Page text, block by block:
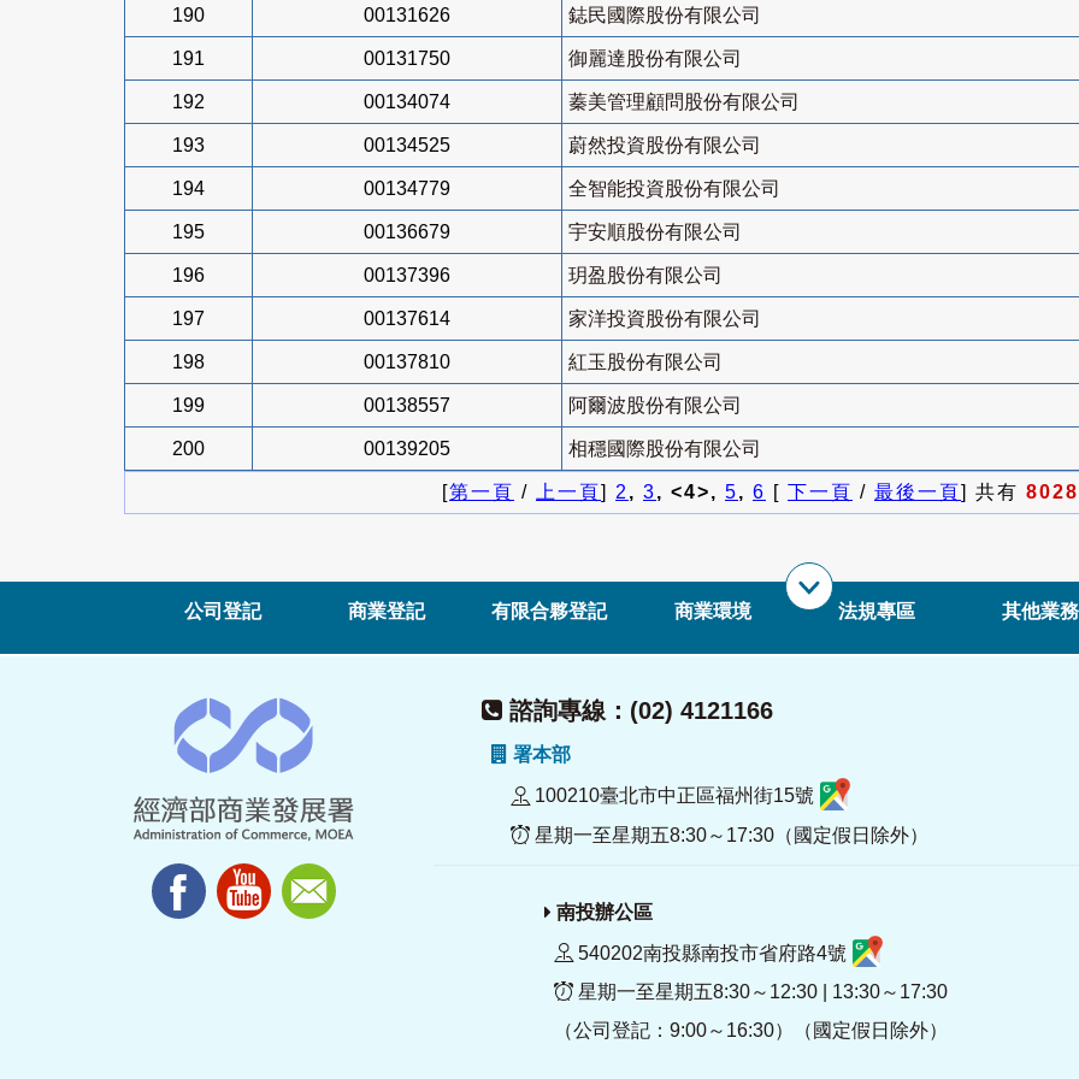
190 00131626 鋕民國際股份有限公司
191 00131750 御麗達股份有限公司
192 00134074 蓁美管理顧問股份有限公司
193 00134525 蔚然投資股份有限公司
194 00134779 全智能投資股份有限公司
195 00136679 宇安順股份有限公司
196 00137396 玥盈股份有限公司
197 00137614 家洋投資股份有限公司
198 00137810 紅玉股份有限公司
199 00138557 阿爾波股份有限公司
200 00139205 相穩國際股份有限公司
[第一頁 / 上一頁] 2, 3, <4>, 5, 6 [ 下一頁 / 最後一頁] 共有 8028
公司登記 商業登記 有限合夥登記 商業環境 法規專區 其他業務
諮詢專線：(02) 4121166
署本部
100210臺北市中正區福州街15號
星期一至星期五8:30～17:30（國定假日除外）
南投辦公區
540202南投縣南投市省府路4號
星期一至星期五8:30～12:30 | 13:30～17:30
（公司登記：9:00～16:30）（國定假日除外）